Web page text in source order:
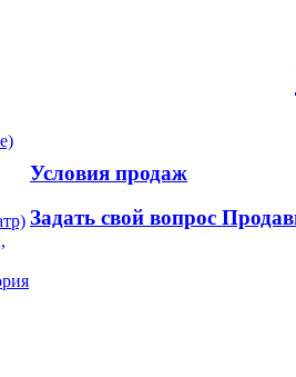
Условия продаж
Задать свой вопрос